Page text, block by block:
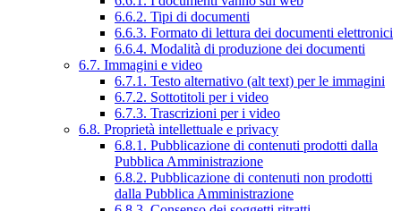
6.6.2. Tipi di documenti
6.6.3. Formato di lettura dei documenti elettronici
6.6.4. Modalità di produzione dei documenti
6.7. Immagini e video
6.7.1. Testo alternativo (alt text) per le immagini
6.7.2. Sottotitoli per i video
6.7.3. Trascrizioni per i video
6.8. Proprietà intellettuale e privacy
6.8.1. Pubblicazione di contenuti prodotti dalla
Pubblica Amministrazione
6.8.2. Pubblicazione di contenuti non prodotti
dalla Pubblica Amministrazione